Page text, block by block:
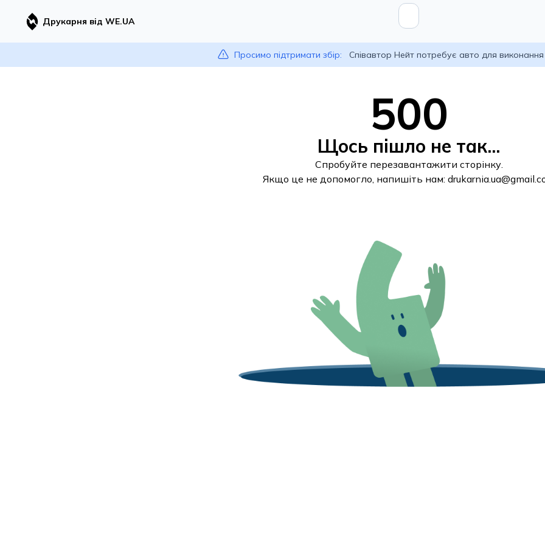
Друкарня від WE.UA
Просимо підтримати збір: Співавтор Нейт потребує авто для
500
Щось пішло не так...
Спробуйте перезавантажити сторінку.
Якщо це не допомогло, напишіть нам: